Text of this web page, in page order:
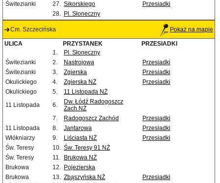
Świtezianki
27. Sikorskiego
Przesiadki
28. Pl. Słoneczny
Cm. Szczecińska Pokaż na mapie
ULICA PRZYSTANEK
PRZESIADKI
1.
Pl. Słoneczny
Świtezianki
2. Nastrojowa
Przesiadki
Świtezianki
3. Zgierska
Przesiadki
Okulickiego
4. Zgierska NŻ
Przesiadki
Okulickiego
5.
11 Listopada NŻ
11 Listopada
6.
Dw. Łódź Radogoszcz
Zach.NŻ
7.
Radogoszcz Zachód
Przesiadki
11 Listopada
8. Jantarowa
Przesiadki
Włókniarzy
9. Liściasta NŻ
Przesiadki
Św. Teresy
10. Św. Teresy 91 NŻ
Św. Teresy
11.
Brukowa NŻ
Brukowa
12. Pojezierska
Brukowa
13. Zbąszyńska NŻ
Przesiadki